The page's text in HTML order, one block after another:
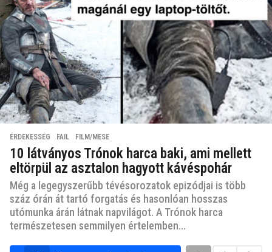
ÉRDEKESSÉG ,FAIL ,FILM/MESE
10 látványos Trónok harca baki, ami mellett
eltörpül az asztalon hagyott kávéspohár
Még a legegyszerűbb tévésorozatok epizódjai is több
száz órán át tartó forgatás és hasonlóan hosszas
utómunka árán látnak napvilágot. A Trónok harca
természetesen semmilyen értelemben...